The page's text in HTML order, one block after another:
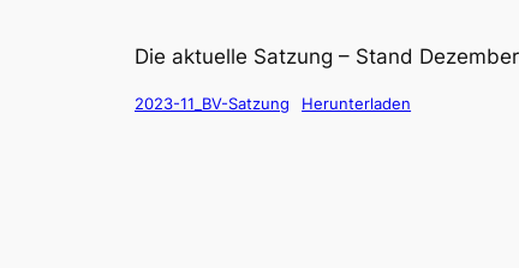
Die aktuelle Satzung – Stand
2023-11_BV-Satzung Herunterladen